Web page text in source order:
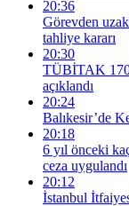
20:36
Görevden
tahliye kararı
20:30
TÜBİTAK
açıklandı
20:24
Balıkesir’de
20:18
6 yıl önceki
ceza uygulandı
20:12
İstanbul